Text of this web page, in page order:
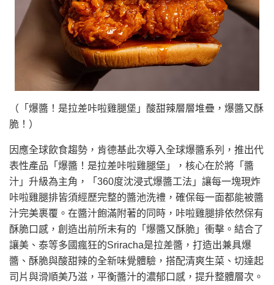
（「爆醬！是拉差咔啦雞腿堡」酸甜辣層層堆疊，爆醬又酥
脆！）
因應全球飲食趨勢，肯德基此次導入全球爆醬系列，推出代
表性產品「爆醬！是拉差咔啦雞腿堡」，核心在於將「醬
汁」升級為主角，「360度沈浸式爆醬工法」讓每一塊現炸
咔啦雞腿排皆須經歷完整的醬池洗禮，確保每一面都能被醬
汁完美裹覆。在醬汁飽滿附著的同時，咔啦雞腿排依然保有
酥脆口感，創造出前所未有的「爆醬又酥脆」衝擊。結合了
讓美、泰等多國瘋狂的Sriracha是拉差醬，打造出兼具爆
醬、酥脆與酸甜辣的全新味覺體驗，搭配清爽生菜、切達起
司片與滑順美乃滋，平衡醬汁的濃郁口感，提升整體層次。